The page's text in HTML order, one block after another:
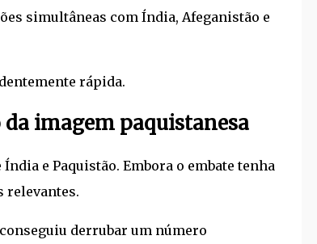
simultâneas com Índia, Afeganistão e
rápida.
imagem paquistanesa
e Paquistão. Embora o embate tenha
relevantes.
derrubar um número